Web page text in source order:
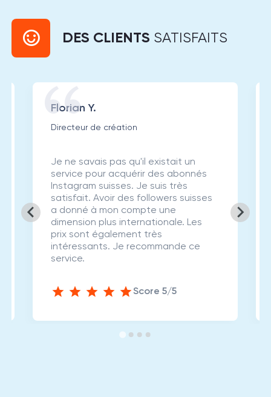
DES CLIENTS SATISFAITS
Florian Y.
Directeur de création
Je ne savais pas qu'il existait un
service pour acquérir des abonnés
Instagram suisses. Je suis très
satisfait. Avoir des followers suisses
a donné à mon compte une
dimension plus internationale. Les
prix sont également très
intéressants. Je recommande ce
service.
Score 5/5